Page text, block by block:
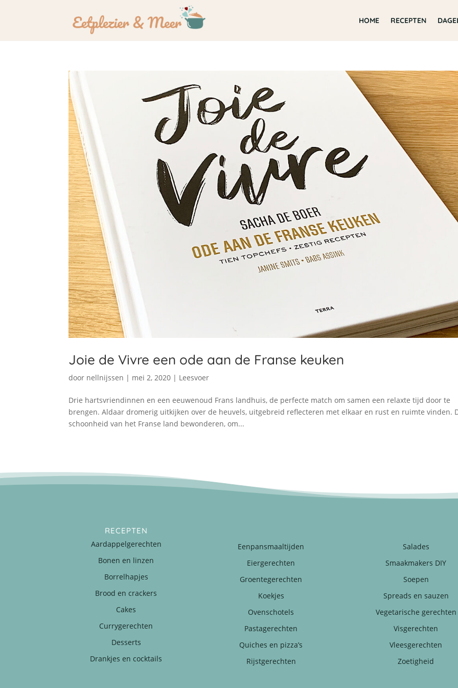
HOME RECEPTEN
Joie de Vivre een ode aan de Franse keuken
door nellnijssen | mei 2, 2020 | Leesvoer
Drie hartsvriendinnen en een eeuwenoud Frans landhuis, de perfecte match om samen een relaxte tijd door te
brengen. Aldaar dromerig uitkijken over de heuvels, uitgebreid reflecteren met elkaar en rust en ruimte vinden.
schoonheid van het Franse land bewonderen, om...
RECEPTEN
Aardappelgerechten
Bonen en linzen
Borrelhapjes
Brood en crackers
Cakes
Currygerechten
Desserts
Drankjes en cocktails
Eenpansmaaltijden
Eiergerechten
Groentegerechten
Koekjes
Ovenschotels
Pastagerechten
Quiches en pizza’s
Rijstgerechten
Salades
Smaakmakers DIY
Soepen
Spreads en sauzen
Vegetarische gerechten
Visgerechten
Vleesgerechten
Zoetigheid